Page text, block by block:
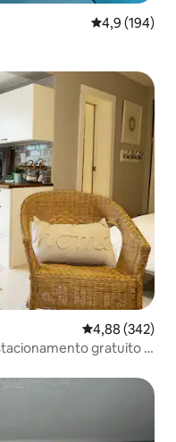
4,9 de uma
4,9 (194)
4,88 de uma
4,88 (342)
gratuito e